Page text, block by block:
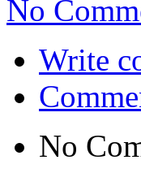
No
Write
No